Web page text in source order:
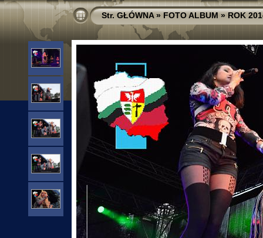
Str. GŁÓWNA»FOTO ALBUM»ROK